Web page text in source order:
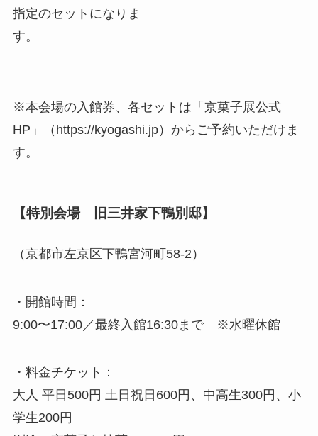
指定のセットになりま
す。
※本会場の入館券、各セットは「京菓子展公式
HP」（https://kyogashi.jp）からご予約いただけま
す。
【特別会場 旧三井家下鴨別邸】
（京都市左京区下鴨宮河町58-2）
・開館時間：
9:00〜17:00／最終入館16:30まで ※水曜休館
・料金チケット：
大人 平日500円 土日祝日600円、中高生300円、小
学生200円